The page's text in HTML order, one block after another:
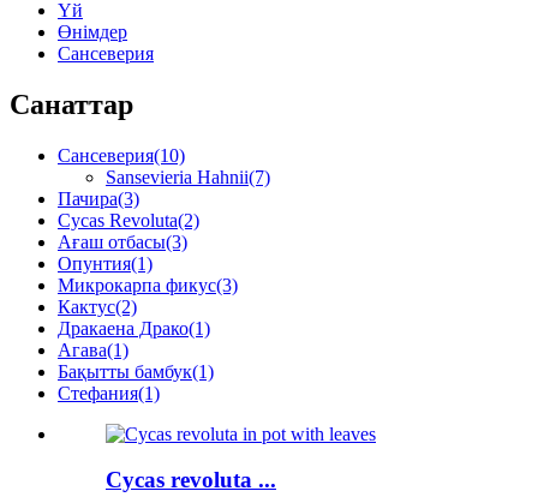
Үй
Өнімдер
Сансеверия
Санаттар
Сансеверия(10)
Sansevieria Hahnii(7)
Пачира(3)
Cycas Revoluta(2)
Ағаш отбасы(3)
Опунтия(1)
Микрокарпа фикус(3)
Кактус(2)
Дракаена Драко(1)
Агава(1)
Бақытты бамбук(1)
Стефания(1)
Cycas revoluta ...